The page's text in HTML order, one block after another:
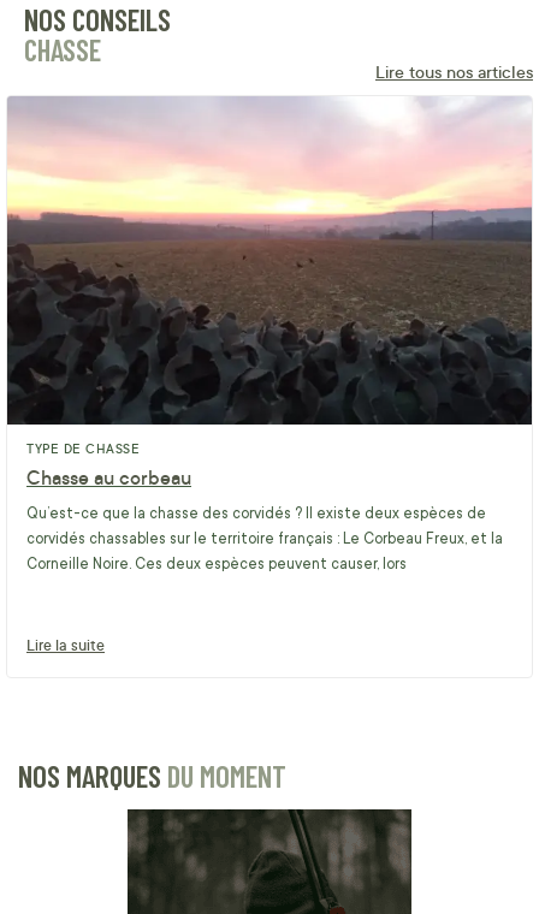
NOS CONSEILS
CHASSE
Lire tous nos articles
TYPE DE CHASSE
Chasse au corbeau
Qu’est-ce que la chasse des corvidés ? Il existe deux espèces de
corvidés chassables sur le territoire français : Le Corbeau Freux, et la
Corneille Noire. Ces deux espèces peuvent causer, lors
Lire la suite
NOS MARQUES DU MOMENT